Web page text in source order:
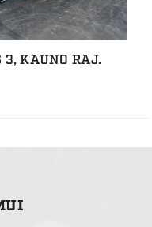
3, KAUNO RAJ.